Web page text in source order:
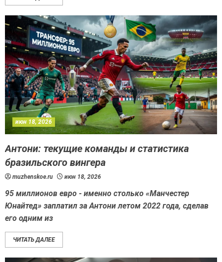
июн 18, 2026
Антони: текущие команды и статистика
бразильского вингера
muzhenskoe.ru июн 18, 2026
95 миллионов евро - именно столько «Манчестер
Юнайтед» заплатил за Антони летом 2022 года, сделав
его одним из
ЧИТАТЬ ДАЛЕЕ